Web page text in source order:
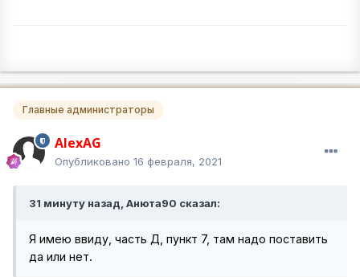
Главные администраторы
AlexAG
Опубликовано 16 февраля, 2021
31 минуту назад, Анюта90 сказал:
Я имею ввиду, часть Д, пункт 7, там надо поставить
да или нет.